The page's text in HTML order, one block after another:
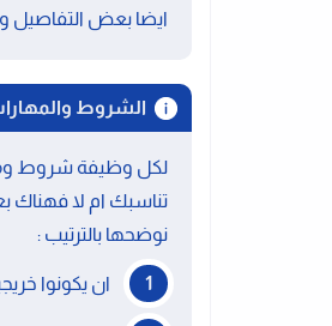
ايضا بعض التفاصيل
الشروط
لكل وظيفة شروط
تناسبك ام لا
نوضحها بالترتيب :
ان يكونوا